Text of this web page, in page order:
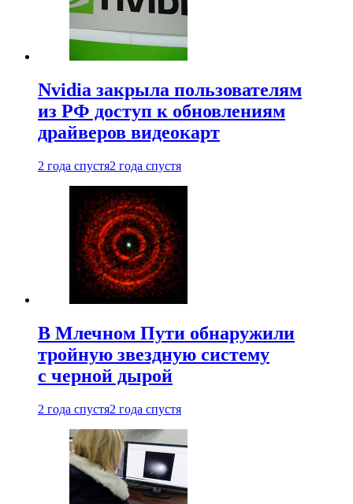
Nvidia закрыла пользователям
из РФ доступ к обновлениям
драйверов видеокарт
2 года спустя2 года спустя
В Млечном Пути обнаружили
тройную звездную систему
с черной дырой
2 года спустя2 года спустя